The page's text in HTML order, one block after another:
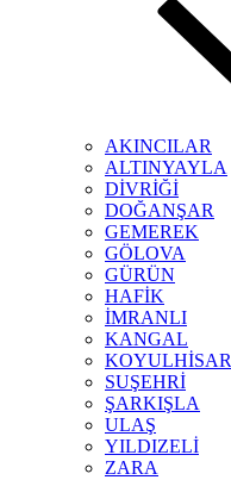
AKINCILAR
ALTINYAYLA
DİVRİĞİ
DOĞANŞAR
GEMEREK
GÖLOVA
GÜRÜN
HAFİK
İMRANLI
KANGAL
KOYULHİSAR
SUŞEHRİ
ŞARKIŞLA
ULAŞ
YILDIZELİ
ZARA